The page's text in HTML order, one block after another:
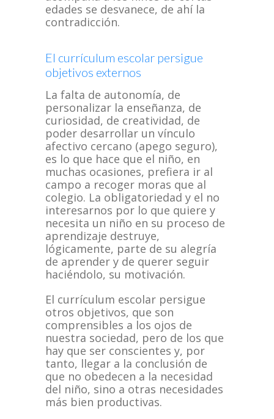
edades se desvanece, de ahí la
contradicción.
El currículum escolar persigue
objetivos externos
La falta de autonomía, de
personalizar la enseñanza, de
curiosidad, de creatividad, de
poder desarrollar un vínculo
afectivo cercano (apego seguro),
es lo que hace que el niño, en
muchas ocasiones, prefiera ir al
campo a recoger moras que al
colegio. La obligatoriedad y el no
interesarnos por lo que quiere y
necesita un niño en su proceso de
aprendizaje destruye,
lógicamente, parte de su alegría
de aprender y de querer seguir
haciéndolo, su motivación.
El currículum escolar persigue
otros objetivos, que son
comprensibles a los ojos de
nuestra sociedad, pero de los que
hay que ser conscientes y, por
tanto, llegar a la conclusión de
que no obedecen a la necesidad
del niño, sino a otras necesidades
más bien productivas.